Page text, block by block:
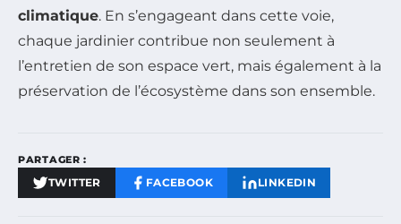
climatique. En s’engageant dans cette voie,
chaque jardinier contribue non seulement à
l’entretien de son espace vert, mais également à la
préservation de l’écosystème dans son ensemble.
PARTAGER :
TWITTER FACEBOOK LINKEDIN